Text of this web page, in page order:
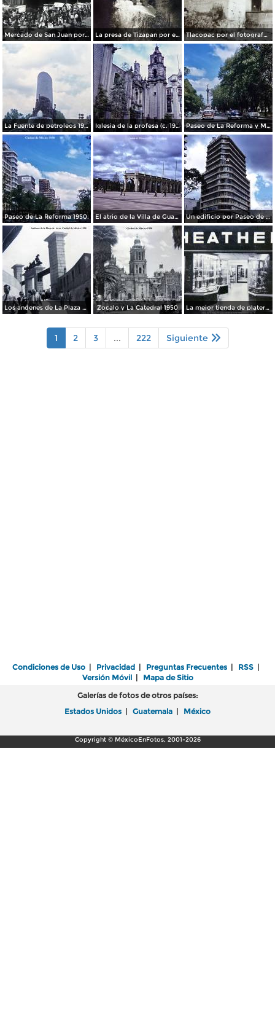
Mercado de San Juan por el fotografo Felix Miret La presa de Tizapan por el fotografo Fernando Kososky. ( Circulada el 22 de Diembre de 1910 ). Tlacopac por el fotografo Hugo Brehme.
La Fuente de petroleos 1950. Iglesia de la profesa (c. 1950) Paseo de La Reforma y Mto a La Independencia 1950
Paseo de La Reforma 1950. El atrio de la Villa de Guadalupe 1950. Un edificio por Paseo de La Reforma 1950
Los andenes de La Plaza de toros Ciudad de México 1950 Zocalo y La Catedral 1950 La mejor tienda de plateria.
1 2 3 ... 222 Siguiente
Condiciones de Uso | Privacidad | Preguntas Frecuentes | RSS |
Versión Móvil| Mapa de Sitio
Galerías de fotos de otros países:
Estados Unidos | Guatemala | México
Copyright © MéxicoEnFotos, 2001-2026